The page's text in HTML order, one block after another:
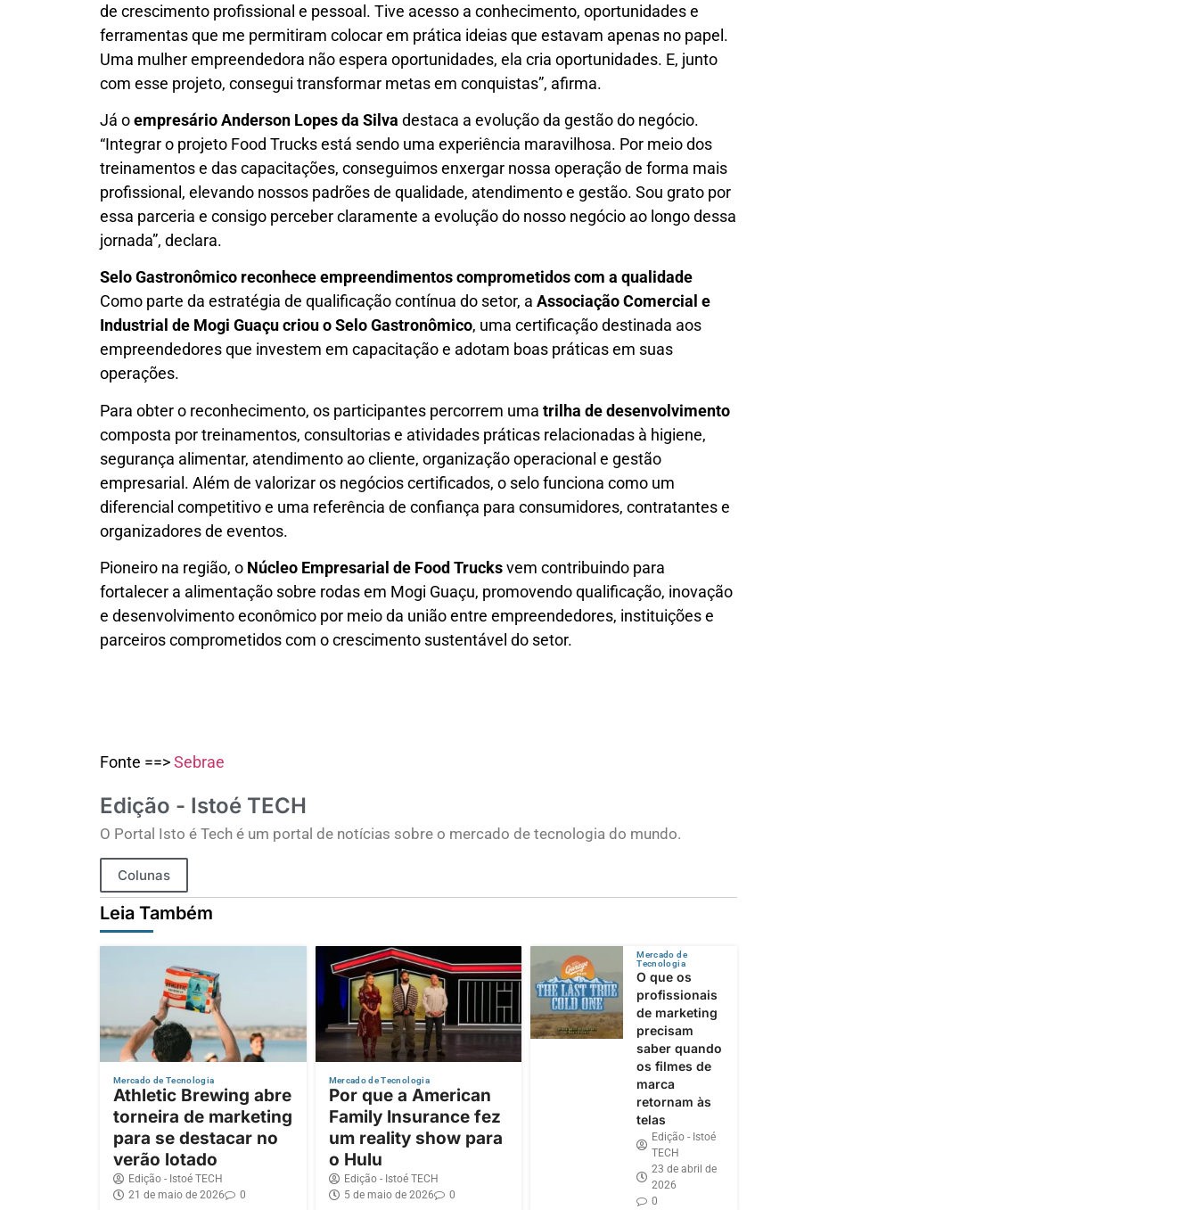
de crescimento profissional e pessoal. Tive acesso a conhecimento, oportunidades e
ferramentas que me permitiram colocar em prática ideias que estavam apenas no papel.
Uma mulher empreendedora não espera oportunidades, ela cria oportunidades. E, junto
com esse projeto, consegui transformar metas em conquistas”, afirma.
Já oempresário Anderson Lopes da Silva destaca a evolução da gestão do negócio.
“Integrar o projeto Food Trucks está sendo uma experiência maravilhosa. Por meio dos
treinamentos e das capacitações, conseguimos enxergar nossa operação de forma mais
profissional, elevando nossos padrões de qualidade, atendimento e gestão. Sou grato por
essa parceria e consigo perceber claramente a evolução do nosso negócio ao longo dessa
jornada”, declara.
Selo Gastronômico reconhece empreendimentos comprometidos com a qualidade
Como parte da estratégia de qualificação contínua do setor, a Associação Comercial e
Industrial de Mogi Guaçu criou o Selo Gastronômico, uma certificação destinada aos
empreendedores que investem em capacitação e adotam boas práticas em suas
operações.
Para obter o reconhecimento, os participantes percorrem uma trilha de desenvolvimento
composta por treinamentos, consultorias e atividades práticas relacionadas à higiene,
segurança alimentar, atendimento ao cliente, organização operacional e gestão
empresarial. Além de valorizar os negócios certificados, o selo funciona como um
diferencial competitivo e uma referência de confiança para consumidores, contratantes e
organizadores de eventos.
Pioneiro na região, o Núcleo Empresarial de Food Trucksvem contribuindo para
fortalecer a alimentação sobre rodas em Mogi Guaçu, promovendo qualificação, inovação
e desenvolvimento econômico por meio da união entre empreendedores, instituições e
parceiros comprometidos com o crescimento sustentável do setor.
Fonte ==>Sebrae
Edição - Istoé TECH
O Portal Isto é Tech é um portal de notícias sobre o mercado de tecnologia do mundo.
Colunas
Leia Também
Mercado de Tecnologia
Athletic Brewing abre
torneira de marketing
para se destacar no
verão lotado
Edição - Istoé TECH
21 de maio de 2026
0
Mercado de Tecnologia
Por que a American
Family Insurance fez
um reality show para
o Hulu
Edição - Istoé TECH
5 de maio de 2026
0
Mercado de
Tecnologia
O que os
profissionais
de marketing
precisam
saber quando
os filmes de
marca
retornam às
telas
Edição - Istoé
TECH
23 de abril de
2026
0